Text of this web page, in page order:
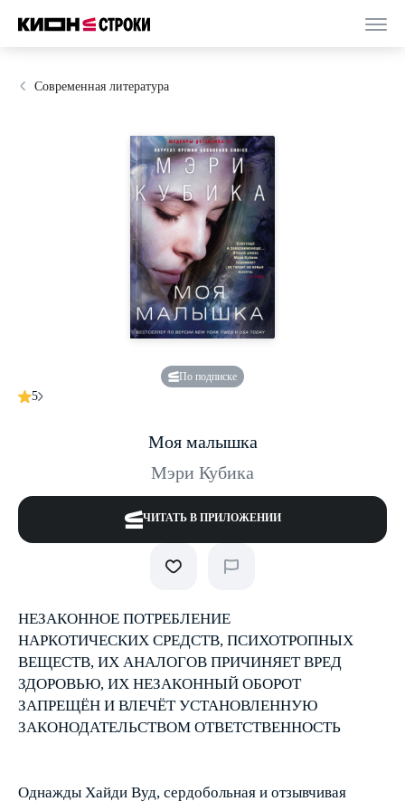
Современная литература
По подписке
5
Моя малышка
Мэри Кубика
ЧИТАТЬ В ПРИЛОЖЕНИИ
НЕЗАКОННОЕ ПОТРЕБЛЕНИЕ
НАРКОТИЧЕСКИХ СРЕДСТВ, ПСИХОТРОПНЫХ
ВЕЩЕСТВ, ИХ АНАЛОГОВ ПРИЧИНЯЕТ ВРЕД
ЗДОРОВЬЮ, ИХ НЕЗАКОННЫЙ ОБОРОТ
ЗАПРЕЩЁН И ВЛЕЧЁТ УСТАНОВЛЕННУЮ
ЗАКОНОДАТЕЛЬСТВОМ ОТВЕТСТВЕННОСТЬ
Однажды Хайди Вуд, сердобольная и отзывчивая